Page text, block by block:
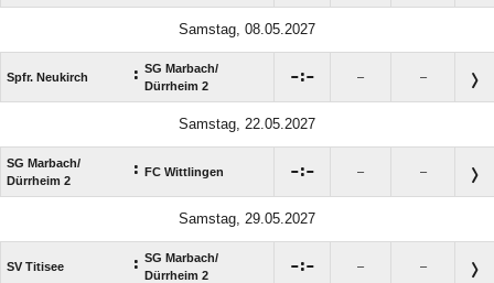
Samstag, 08.05.2027
Spfr. Neukirch : SG Marbach/​
Dürrheim 2
: – –
Samstag, 22.05.2027
SG Marbach/​
Dürrheim 2
: FC Wittlingen : – –
Samstag, 29.05.2027
SV Titisee : SG Marbach/​
Dürrheim 2
: – –